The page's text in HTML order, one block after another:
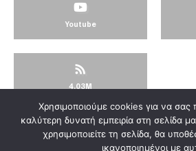
Youtube
4.03M
© KorinthosTV @2025
Χρησιμοποιούμε cookies για να
καλύτερη δυνατή εμπειρία στη σελίδα
χρησιμοποιείτε τη σελίδα, θα
ικανοποιημένοι με